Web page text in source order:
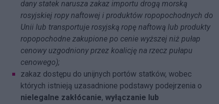
dany statek narusza zakaz importu drogą morską
rosyjskiej ropy naftowej i produktów ropopochodnych do
Unii lub transportuje rosyjską ropę naftową lub produkty
ropopochodne zakupione po cenie wyższej niż pułap
cenowy uzgodniony przez koalicję na rzecz pułapu
cenowego);
zakaz dostępu do unijnych portów statków, wobec
których istnieją uzasadnione podstawy podejrzenia o
nielegalne zakłócanie, wyłączanie lub